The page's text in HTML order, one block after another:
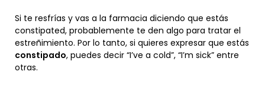
Si te resfrías y vas a la farmacia diciendo que estás
constipated, probablemente te den algo para tratar el
estreñimiento. Por lo tanto, si quieres expresar que estás
constipado, puedes decir “I’ve a cold”, “I’m sick” entre
otras.